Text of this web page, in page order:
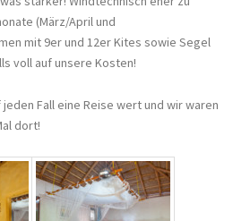
(März/April und
mit 9er und 12er Kites sowie Segel
voll auf unsere Kosten!
Fall eine Reise wert und wir waren
dort!